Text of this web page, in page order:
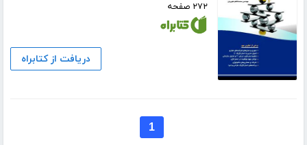
۲۷۲ صفحه
دریافت از کتابراه
1